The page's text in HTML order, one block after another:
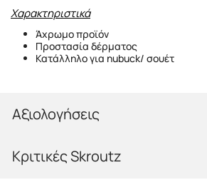
Χαρακτηριστικά
Άχρωμο προϊόν
Προστασία δέρματος
Κατάλληλο για nubuck/ σουέτ
Αξιολογήσεις
Κριτικές Skroutz